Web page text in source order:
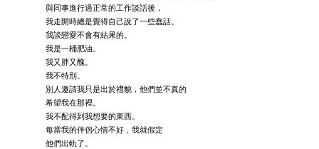
與同事進行過正常的工作談話後，
我走開時總是覺得自己說了一些蠢話。
我談戀愛不會有結果的。
我是一桶肥油。
我又胖又醜。
我不特別。
別人邀請我只是出於禮貌，他們並不真的
希望我在那裡。
我不配得到我想要的東西。
每當我的伴侶心情不好，我就假定
他們出軌了。